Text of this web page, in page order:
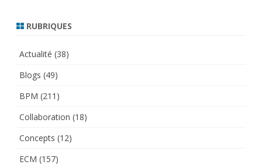
RUBRIQUES
Actualité (38)
Blogs (49)
BPM (211)
Collaboration (18)
Concepts (12)
ECM (157)